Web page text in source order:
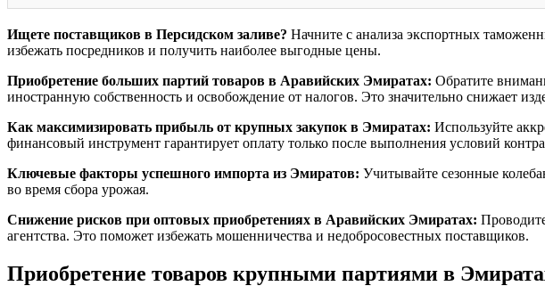
Ищете поставщиков в Персидском заливе? Начните с анализа экспортных
избежать посредников и получить наиболее выгодные цены.
Приобретение больших партий товаров в Аравийских Эмиратах: Обратите
иностранную собственность и освобождение от налогов. Это значительно снижает
Как максимизировать прибыль от крупных закупок в Эмиратах: Используйте
финансовый инструмент гарантирует оплату только после выполнения условий
Ключевые факторы успешного импорта из Эмиратов: Учитывайте сезонные
во время сбора урожая.
Снижение рисков при оптовых приобретениях в Аравийских Эмиратах:
агентства. Это поможет избежать мошенничества и недобросовестных поставщиков.
Приобретение товаров крупными партиями в